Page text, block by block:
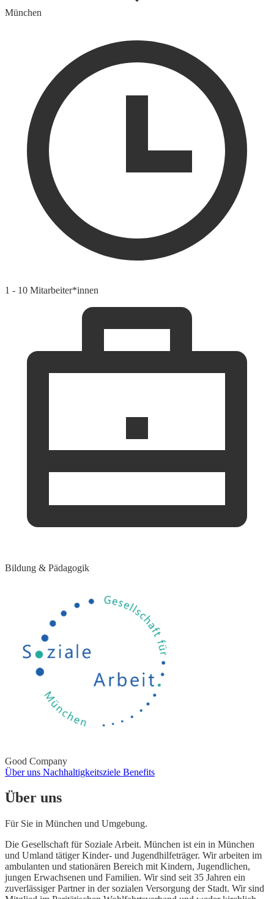
München
1 - 10 Mitarbeiter*innen
Bildung & Pädagogik
Good Company
Über uns Nachhaltigkeitsziele Benefits
Über uns
Für Sie in München und Umgebung.
Die Gesellschaft für Soziale Arbeit. München ist ein in München
und Umland tätiger Kinder- und Jugendhilfeträger. Wir arbeiten im
ambulanten und stationären Bereich mit Kindern, Jugendlichen,
jungen Erwachsenen und Familien. Wir sind seit 35 Jahren ein
zuverlässiger Partner in der sozialen Versorgung der Stadt. Wir sind